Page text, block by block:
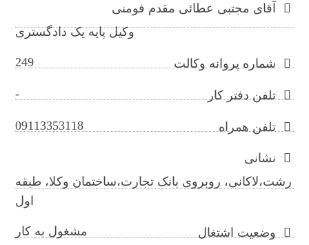
آقای مجتبی عطائی مقدم فومنی
وکیل پایه یک دادگستری
شماره پروانه وکالت 249
تلفن دفتر کار -
تلفن همراه 09113353118
نشانی
رشت،لاکانی، روبروی بانک تجارت،ساختمان وکلا، طبقه
اول
وضعیت اشتغال مشغول به کار